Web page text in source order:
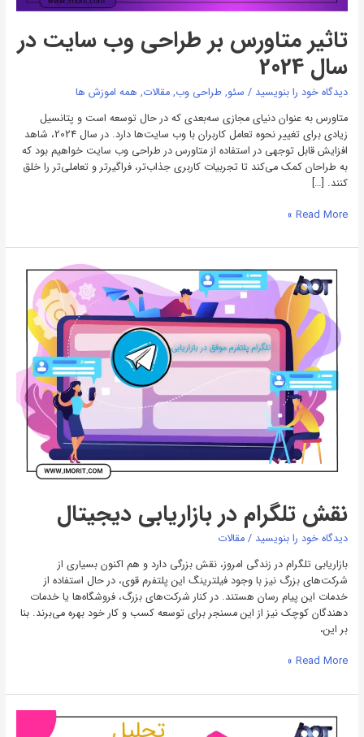
تاثیر متاورس بر طراحی وب سایت در
سال 2024
دیدگاه‌ خود را بنویسید / سئو, طراحی وب, مقالات, همه اموزش ها
متاورس به عنوان دنیای مجازی سه‌بعدی که در حال توسعه است و پتانسیل
زیادی برای تغییر نحوه تعامل کاربران با وب سایت‌ها دارد. در سال 2024، شاهد
افزایش قابل توجهی در استفاده از متاورس در طراحی وب سایت خواهیم بود که
به طراحان کمک می‌کند تا تجربیات کاربری جذاب‌تر، فراگیرتر و تعاملی‌تر را خلق
کنند. […]
Read More »
نقش تلگرام در بازاریابی دیجیتال
دیدگاه‌ خود را بنویسید / مقالات
بازاریابی تلگرام در زندگی امروز، نقش بزرگی دارد و هم اکنون بسیاری از
شرکت‌های بزرگ نیز با وجود فیلترینگ این پلتفرم قوی، در حال استفاده از
خدمات این پیام رسان هستند. در کنار شرکت‌های بزرگ، فروشگاه‌ها یا خدمات
دهندگان کوچک نیز از این مسنجر برای توسعه کسب و کار خود بهره می‌برند. بنا
بر این،
نقش
تلگرام
بازاریابی
دیجیتال
Read More »
تحلیل